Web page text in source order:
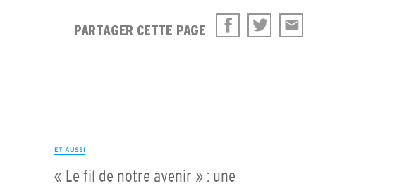
PARTAGER CETTE PAGE
ET AUSSI
« Le fil de notre avenir » : une